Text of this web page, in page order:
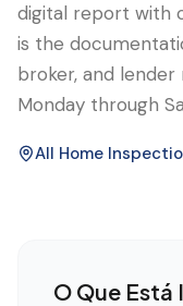
digital report with
is the
broker, and lender
Monday through
All Home
O Que Está